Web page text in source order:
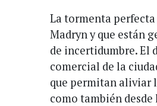
La tormenta perfecta
Madryn y que están
de incertidumbre. El
comercial de la
que permitan aliviar
como también